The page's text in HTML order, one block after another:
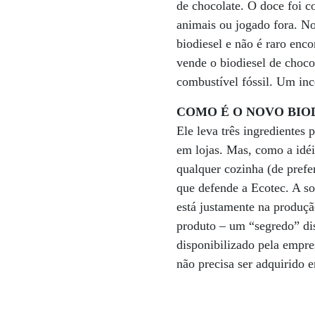
de chocolate. O doce foi
animais ou jogado fora.
biodiesel e não é raro
vende o biodiesel de
combustível fóssil. Um
COMO É O NOVO
Ele leva três ingredientes
em lojas. Mas, como a
qualquer cozinha (de
que defende a Ecotec. A
está justamente na
produto – um “segredo”
disponibilizado pela
não precisa ser adquirido